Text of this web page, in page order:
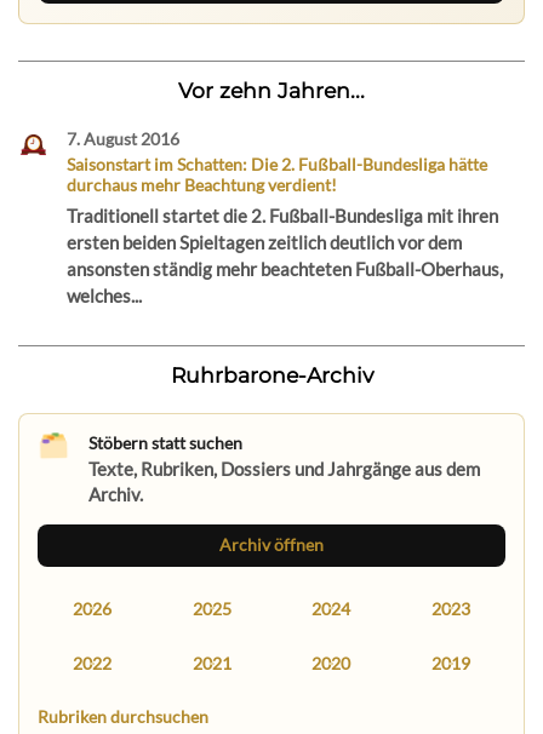
Vor zehn Jahren...
7. August 2016
Saisonstart im Schatten: Die 2. Fußball-Bundesliga hätte
durchaus mehr Beachtung verdient!
Traditionell startet die 2. Fußball-Bundesliga mit ihren
ersten beiden Spieltagen zeitlich deutlich vor dem
ansonsten ständig mehr beachteten Fußball-Oberhaus,
welches...
Ruhrbarone-Archiv
Stöbern statt suchen
Texte, Rubriken, Dossiers und Jahrgänge aus dem
Archiv.
Archiv öffnen
2026 2025 2024 2023
2022 2021 2020 2019
Rubriken durchsuchen